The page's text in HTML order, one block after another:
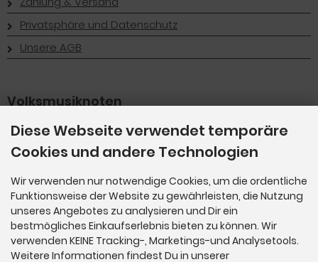
Privatsphäre und Datenschutz
Unsere AGB
Volksmusiknoten
dk Mediendienstleistungen
Dieter Kuttenberger
D-82110 Germering
info@volksmusiknoten.de
Newsletter-Anmeldung
Diese Webseite verwendet temporäre
Cookies und andere Technologien
Wir verwenden nur notwendige Cookies, um die ordentliche
Funktionsweise der Website zu gewährleisten, die Nutzung
unseres Angebotes zu analysieren und Dir ein
bestmögliches Einkaufserlebnis bieten zu können. Wir
verwenden KEINE Tracking-, Marketings-und Analysetools.
Weitere Informationen findest Du in unserer